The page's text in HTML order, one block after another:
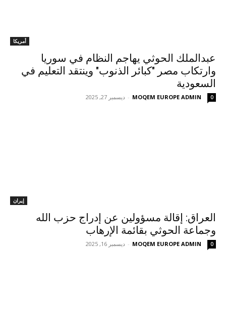
أمريكا
عبدالملك الحوثي يهاجم النظام في سوريا
وارتكاب مصر "كبائر الذنوب" وينتقد التعليم في
السعودية
MOQEM EUROPE ADMIN
- ديسمبر 27, 2025 0
إيران
العراق: إقالة مسؤولين عن إدراج حزب الله
وجماعة الحوثي بقائمة الإرهاب
MOQEM EUROPE ADMIN
- ديسمبر 16, 2025 0